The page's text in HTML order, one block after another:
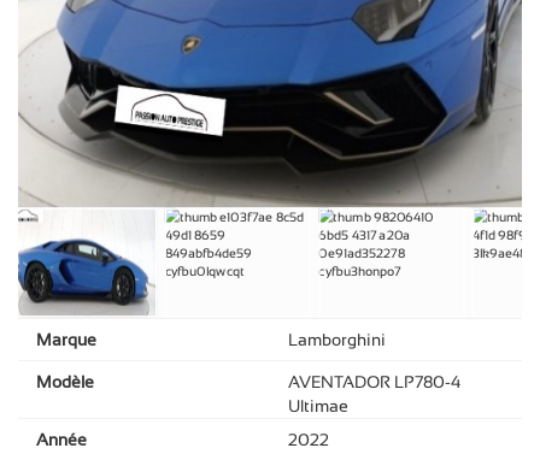
Marque Lamborghini
Modèle
AVENTADOR LP780-4
Ultimae
Année
2022